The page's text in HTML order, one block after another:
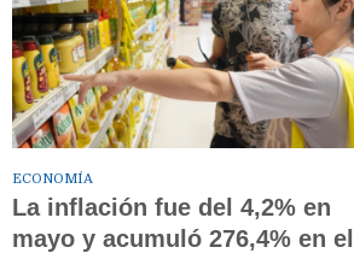
ECONOMÍA
La inflación fue del 4,2% en
mayo y acumuló 276,4% en el